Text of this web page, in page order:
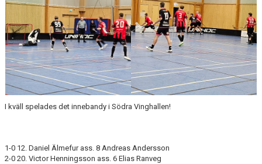
I kväll spelades det innebandy i Södra Vinghallen!
1-0 12. Daniel Älmefur ass. 8 Andreas Andersson
2-0 20. Victor Henningsson ass. 6 Elias Ranveg